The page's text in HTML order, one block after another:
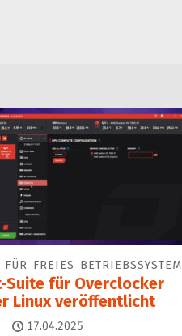
FÜR FREIES BETRIEBSSYSTEM
Suite für Overclocker
Linux veröffentlicht
Kommentare
17.04.2025